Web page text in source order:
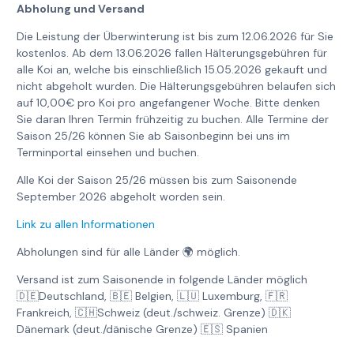
Abholung und Versand
Die Leistung der Überwinterung ist bis zum 12.06.2026 für Sie
kostenlos. Ab dem 13.06.2026 fallen Hälterungsgebühren für
alle Koi an, welche bis einschließlich 15.05.2026 gekauft und
nicht abgeholt wurden. Die Hälterungsgebühren belaufen sich
auf 10,00€ pro Koi pro angefangener Woche. Bitte denken
Sie daran Ihren Termin frühzeitig zu buchen. Alle Termine der
Saison 25/26 können Sie ab Saisonbeginn bei uns im
Terminportal einsehen und buchen.
Alle Koi der Saison 25/26 müssen bis zum Saisonende
September 2026 abgeholt worden sein.
Link zu allen Informationen
Abholungen sind für alle Länder 🌍 möglich.
Versand ist zum Saisonende in folgende Länder möglich
🇩🇪Deutschland, 🇧🇪 Belgien, 🇱🇺 Luxemburg, 🇫🇷
Frankreich, 🇨🇭Schweiz (deut./schweiz. Grenze) 🇩🇰
Dänemark (deut./dänische Grenze) 🇪🇸 Spanien